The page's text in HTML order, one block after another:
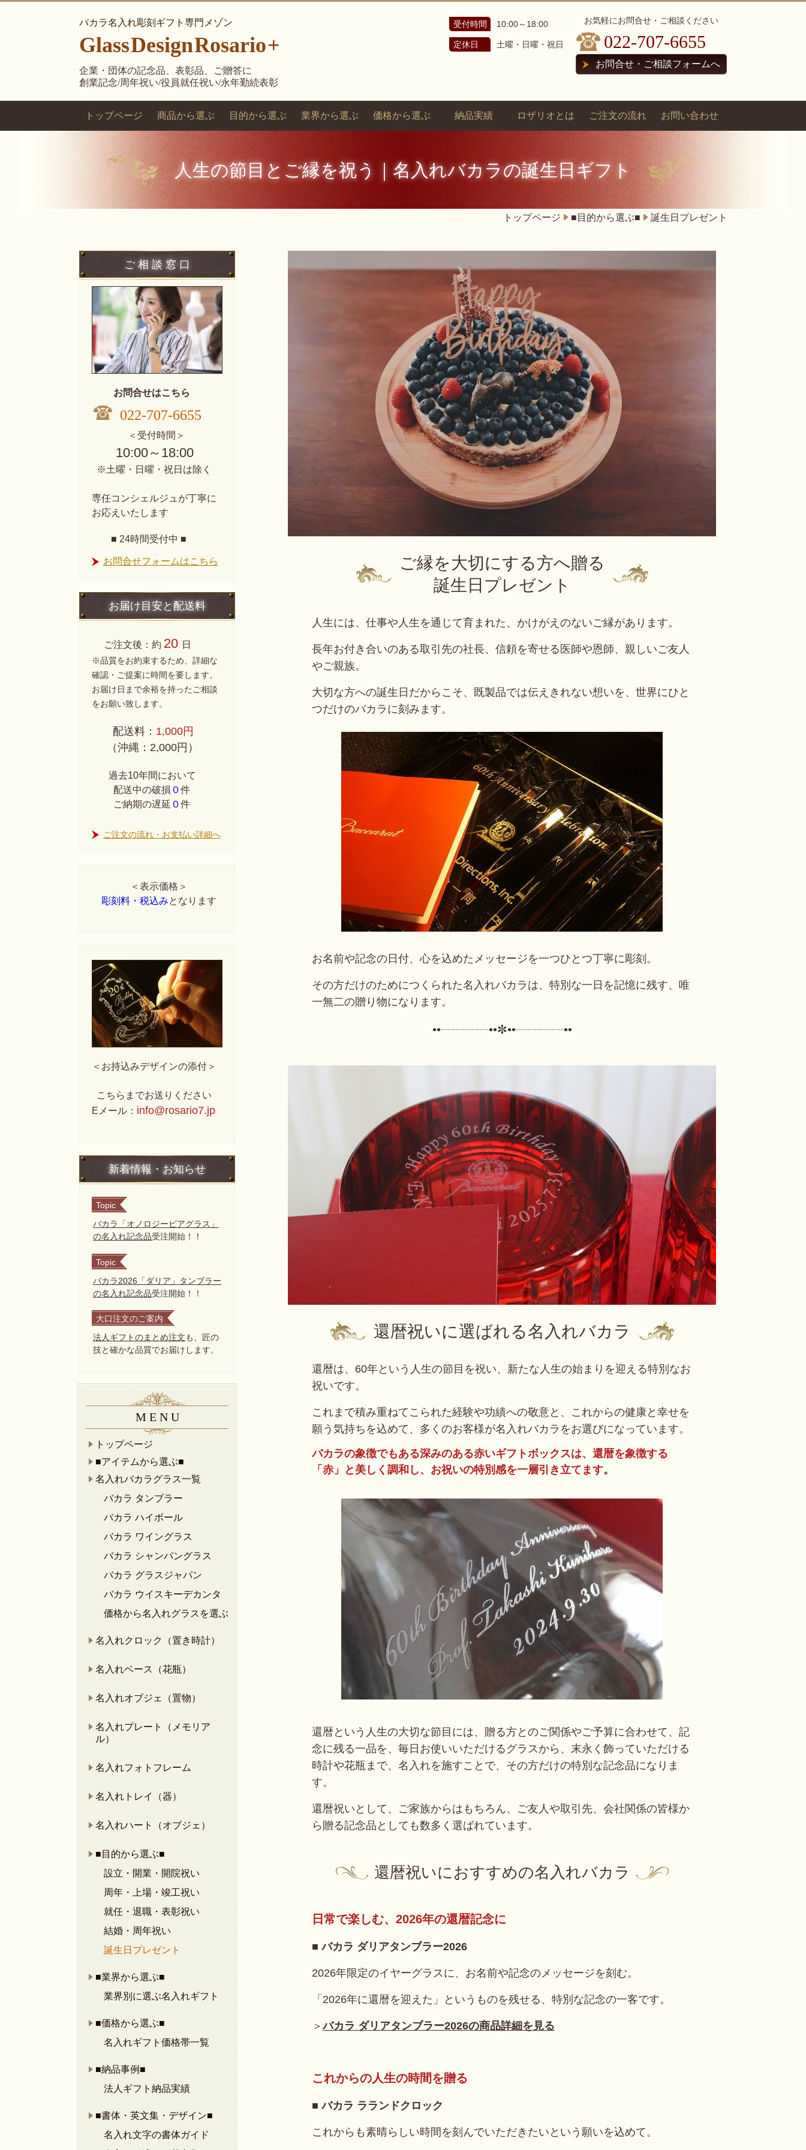
バカラ名入れ彫刻ギフト専門メゾン
GlassDesignRosario+
企業・団体の記念品、表彰品、ご贈答に
創業記念/周年祝い/役員就任祝い/永年勤続表彰
受付時間 10:00～18:00
定休日 土曜・日曜・祝日
お気軽にお問合せ・ご相談ください
022-707-6655
お問合せ・ご相談フォームへ
トップページ 商品から選ぶ 目的から選ぶ 業界から選ぶ 価格から選ぶ 納品実績 ロザリオとは ご注文の流れ お問い合わせ
人生の節目とご縁を祝う｜名入れバカラの誕生日ギフト
トップページ ■目的から選ぶ■ 誕生日プレゼント
ご縁を大切にする方へ贈る
誕生日プレゼント
人生には、仕事や人生を通じて育まれた、かけがえのないご縁があります。
長年お付き合いのある取引先の社長、信頼を寄せる医師や恩師、親しいご友人
やご親族。
大切な方への誕生日だからこそ、既製品では伝えきれない想いを、世界にひと
つだけのバカラに刻みます。
お名前や記念の日付、心を込めたメッセージを一つひとつ丁寧に彫刻。
その方だけのためにつくられた名入れバカラは、特別な一日を記憶に残す、唯
一無二の贈り物になります。
••┈┈┈┈••✼••┈┈┈┈••
還暦祝いに選ばれる名入れバカラ
還暦は、60年という人生の節目を祝い、新たな人生の始まりを迎える特別なお
祝いです。
これまで積み重ねてこられた経験や功績への敬意と、これからの健康と幸せを
願う気持ちを込めて、多くのお客様が名入れバカラをお選びになっています。
バカラの象徴でもある深みのある赤いギフトボックスは、還暦を象徴する
「赤」と美しく調和し、お祝いの特別感を一層引き立てます。
還暦という人生の大切な節目には、贈る方とのご関係やご予算に合わせて、記
念に残る一品を、 毎日お使いいただけるグラスから、末永く飾っていただける
時計や花瓶まで、名入れを施すことで、その方だけの特別な記念品になりま
す。
還暦祝いとして、ご家族からはもちろん、ご友人や取引先、会社関係の皆様か
ら贈る記念品としても数多く選ばれています。
還暦祝いにおすすめの名入れバカラ
日常で楽しむ、2026年の還暦記念に
■ バカラ ダリアタンブラー2026
2026年限定のイヤーグラスに、お名前や記念のメッセージを刻む。
「2026年に還暦を迎えた」というものを残せる、特別な記念の一客です。
＞バカラ ダリアタンブラー2026の商品詳細を見る
これからの人生の時間を贈る
■ バカラ ラランドクロック
これからも素晴らしい時間を刻んでいただきたいという願いを込めて。
ご 相 談 窓 口
お問合せはこちら
022-707-6655
＜受付時間＞
10:00～18:00
※土曜・日曜・祝日は除く
専任コンシェルジュが丁寧に
お応えいたします
■ 24時間受付中 ■
お問合せフォームはこちら
お届け目安と配送料
ご注文後：約 20 日
※品質をお約束するため、詳細な
確認・ご提案に時間を要します。
お届け日まで余裕を持ったご相談
をお願い致します。
配送料： 1,000円
（沖縄：2,000円）
過去10年間において
配送中の破損 ０件
ご納期の遅延 ０件
ご注文の流れ・お支払い詳細へ
＜表示価格＞
彫刻料・税込みとなります
＜お持込みデザインの添付＞
こちらまでお送りください
Eメール： info@rosario7.jp
新着情報・お知らせ
Topic
バカラ「オノロジービアグラス」
の名入れ記念品受注開始！！
Topic
バカラ2026「ダリア」タンブラー
の名入れ記念品受注開始！！
大口注文のご案内
法人ギフトのまとめ注文も、匠の
技と確かな品質でお届けします。
M E N U
トップページ
■アイテムから選ぶ■
名入れバカラグラス一覧
バカラ タンブラー
バカラ ハイボール
バカラ ワイングラス
バカラ シャンパングラス
バカラ グラスジャパン
バカラ ウイスキーデカンタ
価格から名入れグラスを選ぶ
名入れクロック（置き時計）
名入れベース（花瓶）
名入れオブジェ（置物）
名入れプレート（メモリア
ル）
名入れフォトフレーム
名入れトレイ（器）
名入れハート（オブジェ）
■目的から選ぶ■
設立・開業・開院祝い
周年・上場・竣工祝い
就任・退職・表彰祝い
結婚・周年祝い
誕生日プレゼント
■業界から選ぶ■
業界別に選ぶ名入れギフト
■価格から選ぶ■
名入れギフト価格帯一覧
■納品事例■
法人ギフト納品実績
■書体・英文集・デザイン■
名入れ文字の書体ガイド